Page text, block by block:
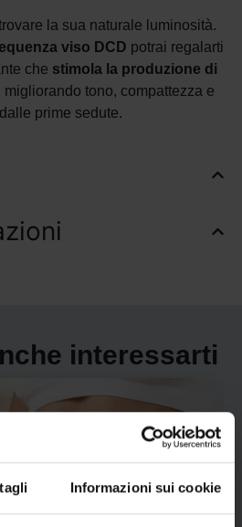
Informazioni sui cookie
la sua naturale luminosità.
viso DCD potrai regalarti
che stimola la produzione di
migliorando tono, compattezza e
prime sedute.
interessarti